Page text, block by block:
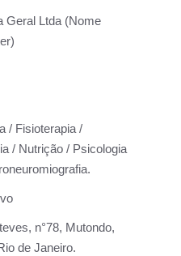
Geral Ltda (Nome
/ Fisioterapia /
/ Nutrição / Psicologia
n°78, Mutondo,
de Janeiro.